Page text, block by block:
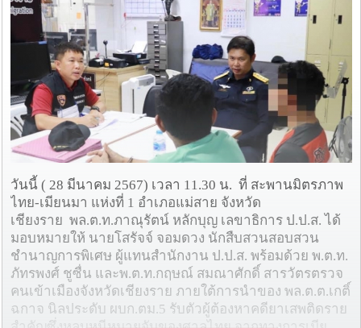
วันนี้ ( 28 มีนาคม 2567) เวลา 11.30 น. ที่ สะพานมิตรภาพ
ไทย-เมียนมา แห่งที่ 1 อำเภอแม่สาย จังหวัด
เชียงราย พล.ต.ท.ภาณุรัตน์ หลักบุญ เลขาธิการ ป.ป.ส. ได้
มอบหมายให้ นายโสรัจจ์ จอมดวง นักสืบสวนสอบสวน
ชำนาญการพิเศษ ผู้แทนสำนักงาน ป.ป.ส. พร้อมด้วย พ.ต.ท.
ภัทรพงศ์ ชูซื่น และพ.ต.ท.กฤษณ์ สมณาศักดิ์ สารวัตรตรวจ
คนเข้าเมืองจังหวัดเชียงราย ภายใต้การนำของ พล.ต.ต.เกติ์
ฉกาจ นิลประดับ ผบก.ตม.5 รับตัวผู้ต้องหาคดียาเสพติดราย